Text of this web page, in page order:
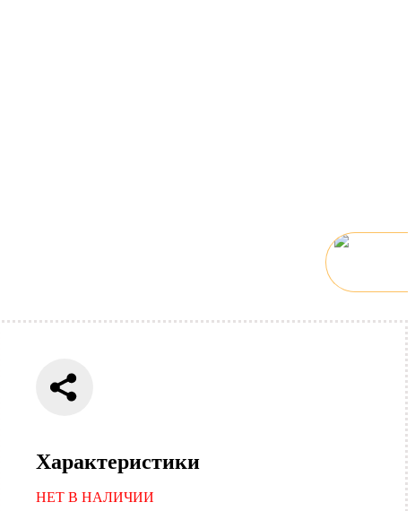
Характеристики
НЕТ В НАЛИЧИИ